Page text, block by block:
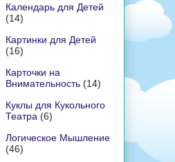
Календарь для Детей
(14)
Картинки для Детей
(16)
Карточки на
Внимательность (14)
Куклы для Кукольного
Театра (6)
Логическое Мышление
(46)